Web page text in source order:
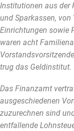
Institutionen aus der
und Sparkassen,
Einrichtungen sowie
waren acht
trug das Geldinstitut.
Das Finanzamt
ausgeschiedenen
zuzurechnen sind
entfallende